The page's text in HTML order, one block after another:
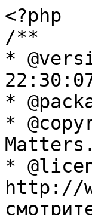
<?php
/**
*
*
*
*
http://